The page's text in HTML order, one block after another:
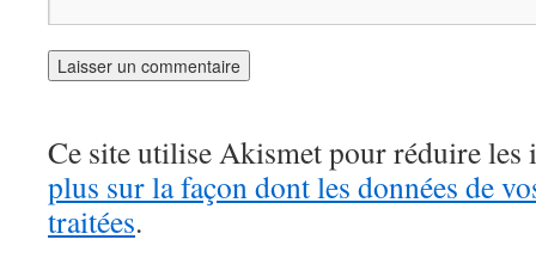
Ce site utilise Akismet pour réduire les
plus sur la façon dont les données de
traitées.